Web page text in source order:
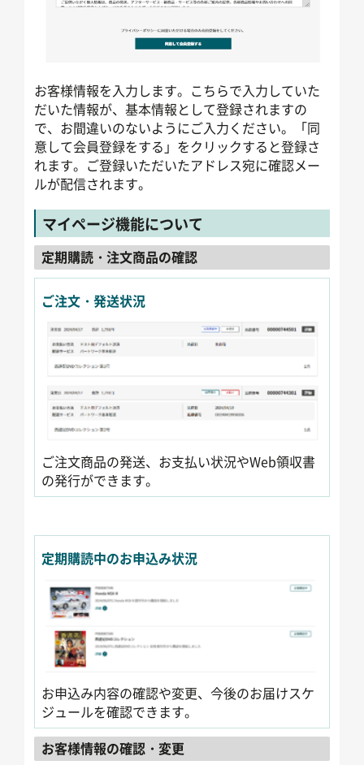
お客様情報を入力します。こちらで入力していた
だいた情報が、基本情報として登録されますの
で、お間違いのないようにご入力ください。「同
意して会員登録をする」をクリックすると登録さ
れます。ご登録いただいたアドレス宛に確認メー
ルが配信されます。
マイページ機能について
定期購読・注文商品の確認
ご注文・発送状況
ご注文商品の発送、お支払い状況やWeb領収書
の発行ができます。
定期購読中のお申込み状況
お申込み内容の確認や変更、今後のお届けスケ
ジュールを確認できます。
お客様情報の確認・変更